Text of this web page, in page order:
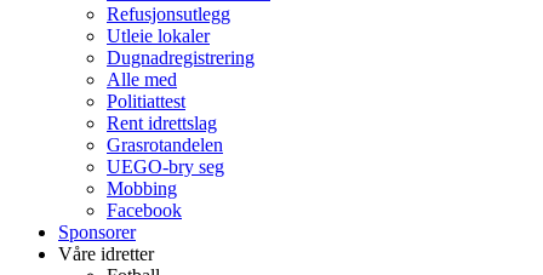
Refusjonsutlegg
Utleie lokaler
Dugnadregistrering
Alle med
Politiattest
Rent idrettslag
Grasrotandelen
UEGO-bry seg
Mobbing
Facebook
Sponsorer
Våre idretter